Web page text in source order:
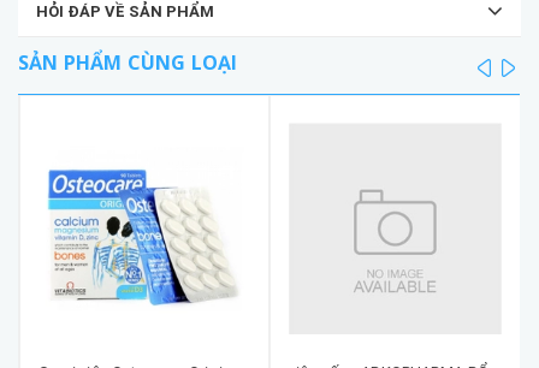
HỎI ĐÁP VỀ SẢN PHẨM
SẢN PHẨM CÙNG LOẠI prev